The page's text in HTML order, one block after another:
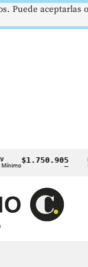
$1.750.905 BRENT
Petróleo
Puede aceptarlas